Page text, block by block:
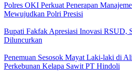
Polres OKI Perkuat Penerapan
Mewujudkan Polri Presisi
Bupati Fakfak Apresiasi Inovasi RSUD,
Diluncurkan
Penemuan Sesosok Mayat Laki-laki di
Perkebunan Kelapa Sawit PT Hindoli